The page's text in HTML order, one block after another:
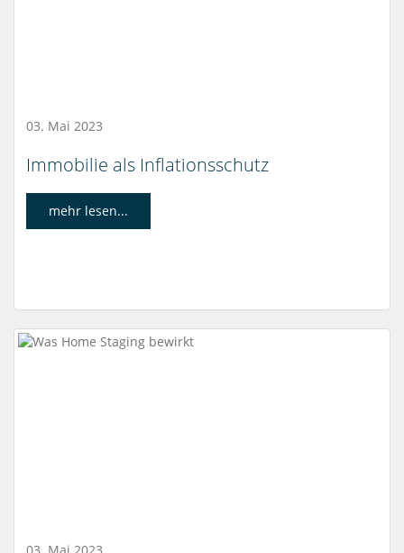
03. Mai 2023
Immobilie als Inflationsschutz
mehr lesen...